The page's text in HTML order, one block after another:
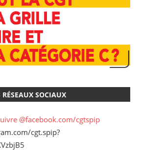
SOCIAUX
@facebook.com/cgtspip
cgt.spip?